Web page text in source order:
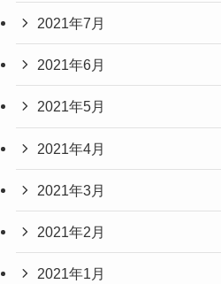
2021年7月
2021年6月
2021年5月
2021年4月
2021年3月
2021年2月
2021年1月